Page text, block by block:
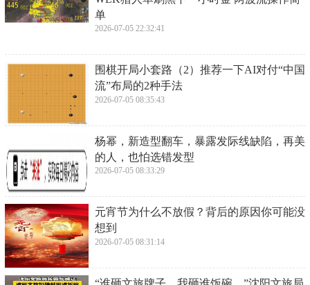
句。
近日，有传闻说，张津瑜收了吕总1000万元赔偿金，
没有曝光吕总身份，现在已经隐姓埋名了。
且已经结婚，男方是一名老师。
对于消息是否真实，只有天知地知当事人知，我们无
法判断，各位自行判断，此处仅供娱乐。
相关标签：
上一篇：​WLK猎人单刷黑下一小时金 两波流操作简单